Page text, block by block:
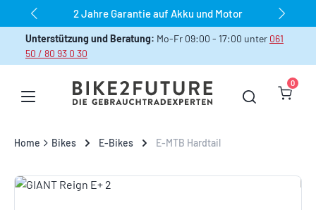
Zum Hauptinhalt springendauerhaft über 1.000 Bikes sofort verfügbar
Unterstützung und Beratung: Mo-Fr 09:00 - 17:00 unter 061
50 / 80 93 0 30
0
Home Bikes E-Bikes E-MTB Hardtail
Bildergalerie überspringen